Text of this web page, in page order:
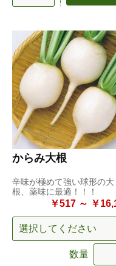
からみ大根
辛味が極めて強い球形の大
根、薬味に最適！！！
￥517 ～ ￥
数量